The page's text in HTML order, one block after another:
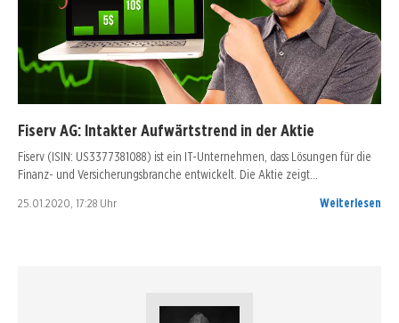
Fiserv AG: Intakter Aufwärtstrend in der Aktie
Fiserv (ISIN: US3377381088) ist ein IT-Unternehmen, dass Lösungen für die
Finanz- und Versicherungsbranche entwickelt. Die Aktie zeigt…
25.01.2020, 17:28 Uhr Weiterlesen